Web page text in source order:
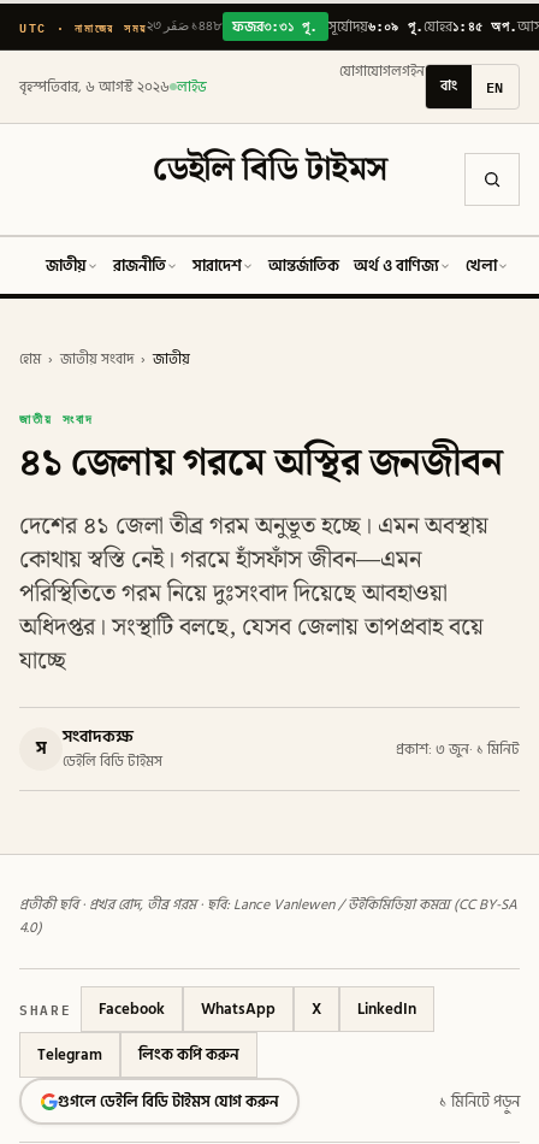
UTC · নামাজের সময় ২৩ صَفَر ১৪৪৮ ফজর৩:৩১ পূ. সূর্যোদয়৬:০৯ পূ.যোহর১:৪৫ অপ.
বৃহস্পতিবার, ৬ আগস্ট ২০২৬ লাইভ
যোগাযোগলগইন
বাং EN
ডেইলি বিডি টাইমস
জাতীয় রাজনীতি সারাদেশ আন্তর্জাতিক অর্থ ও বাণিজ্য খেলা
হোম › জাতীয় সংবাদ › জাতীয়
জাতীয় সংবাদ
৪১ জেলায় গরমে অস্থির জনজীবন
দেশের ৪১ জেলা তীব্র গরম অনুভূত হচ্ছে। এমন অবস্থায়
কোথায় স্বস্তি নেই। গরমে হাঁসফাঁস জীবন—এমন
পরিস্থিতিতে গরম নিয়ে দুঃসংবাদ দিয়েছে আবহাওয়া
অধিদপ্তর। সংস্থাটি বলছে, যেসব জেলায় তাপপ্রবাহ বয়ে
যাচ্ছে
স সংবাদকক্ষ
ডেইলি বিডি টাইমস
প্রকাশ: ৩ জুন· ১ মিনিট
প্রতীকী ছবি · প্রখর রোদ, তীব্র গরম · ছবি: Lance Vanlewen / উইকিমিডিয়া কমন্স (CC BY-SA
4.0)
SHARE Facebook WhatsApp X
LinkedIn
Telegram
লিংক কপি করুন
গুগলে ডেইলি বিডি টাইমস যোগ করুন
১ মিনিটে পড়ুন